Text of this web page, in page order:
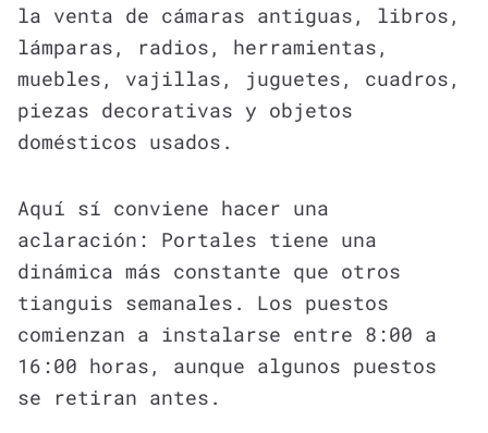
la venta de cámaras antiguas, libros,
lámparas, radios, herramientas,
muebles, vajillas, juguetes, cuadros,
piezas decorativas y objetos
domésticos usados.
Aquí sí conviene hacer una
aclaración: Portales tiene una
dinámica más constante que otros
tianguis semanales. Los puestos
comienzan a instalarse entre 8:00 a
16:00 horas, aunque algunos puestos
se retiran antes.